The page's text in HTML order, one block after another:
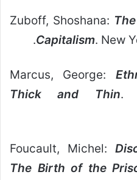
Capitalism. New
Thick and Thin.
The Birth of the